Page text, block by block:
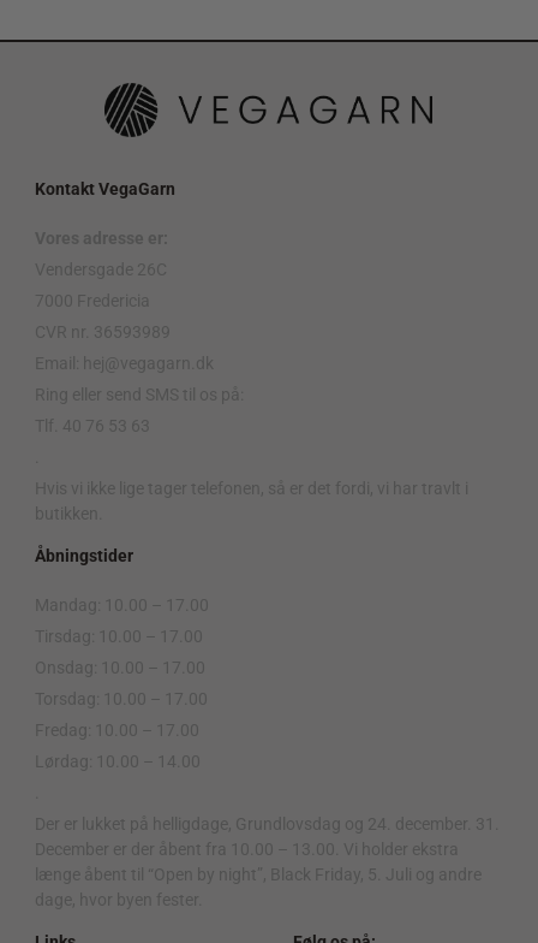
Kontakt VegaGarn
Vores adresse er:
Vendersgade 26C
7000 Fredericia
CVR nr. 36593989
Email: hej@vegagarn.dk
Ring eller send SMS til os på:
Tlf. 40 76 53 63
Hvis vi ikke lige tager telefonen, så er det fordi, vi har travlt i
butikken.
Åbningstider
Mandag: 10.00 – 17.00
Tirsdag: 10.00 – 17.00
Onsdag: 10.00 – 17.00
Torsdag: 10.00 – 17.00
Fredag: 10.00 – 17.00
Lørdag: 10.00 – 14.00
Der er lukket på helligdage, Grundlovsdag og 24. december. 31.
December er der åbent fra 10.00 – 13.00. Vi holder ekstra
længe åbent til “Open by night”, Black Friday, 5. Juli og andre
dage, hvor byen fester.